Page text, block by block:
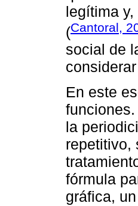
legítima
(Cantoral,
social de
En este
la
repetitivo,
fórmula
gráfica,